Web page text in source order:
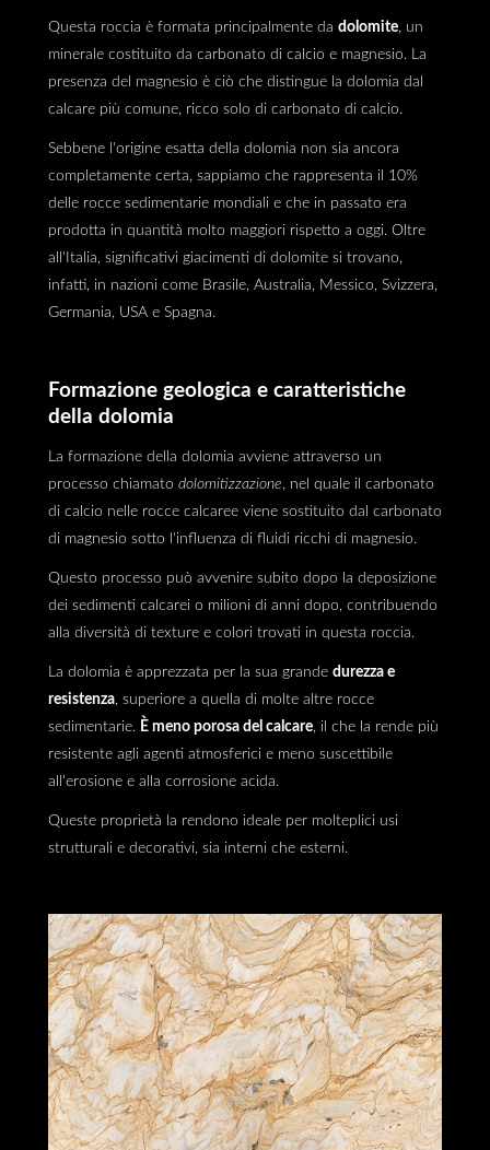
Questa roccia è formata principalmente da dolomite, un
minerale costituito da carbonato di calcio e magnesio. La
presenza del magnesio è ciò che distingue la dolomia dal
calcare più comune, ricco solo di carbonato di calcio.
Sebbene l'origine esatta della dolomia non sia ancora
completamente certa, sappiamo che rappresenta il 10%
delle rocce sedimentarie mondiali e che in passato era
prodotta in quantità molto maggiori rispetto a oggi. Oltre
all'Italia, significativi giacimenti di dolomite si trovano,
infatti, in nazioni come Brasile, Australia, Messico, Svizzera,
Germania, USA e Spagna.
Formazione geologica e caratteristiche
della dolomia
La formazione della dolomia avviene attraverso un
processo chiamato dolomitizzazione, nel quale il carbonato
di calcio nelle rocce calcaree viene sostituito dal carbonato
di magnesio sotto l'influenza di fluidi ricchi di magnesio.
Questo processo può avvenire subito dopo la deposizione
dei sedimenti calcarei o milioni di anni dopo, contribuendo
alla diversità di texture e colori trovati in questa roccia.
La dolomia è apprezzata per la sua grande durezza e
resistenza, superiore a quella di molte altre rocce
sedimentarie. È meno porosa del calcare, il che la rende più
resistente agli agenti atmosferici e meno suscettibile
all'erosione e alla corrosione acida.
Queste proprietà la rendono ideale per molteplici usi
strutturali e decorativi, sia interni che esterni.